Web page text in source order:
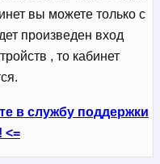
вы можете только с
произведен вход
, то кабинет
в службу поддержки
<=